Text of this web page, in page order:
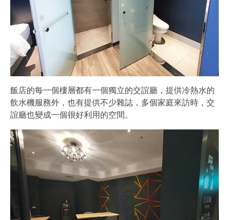
飯店的每一個樓層都有一個獨立的交誼廳，提供冷熱水的
飲水機服務外，也有提供不少雜誌，多個家庭來訪時，交
誼廳也變成一個很好利用的空間。